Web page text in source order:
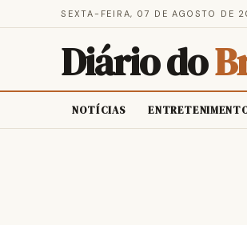
SEXTA-FEIRA, 07 DE AGOSTO DE
Diário do
NOTÍCIAS